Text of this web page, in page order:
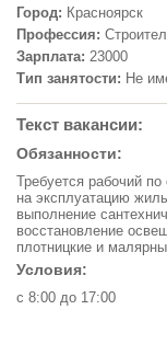
Город: Красноярск
Профессия:
Зарплата: 23000
Тип занятости: Не
Текст вакансии:
Обязанности:
Требуется рабочий
на эксплуатацию
выполнение
восстановление
плотницкие и
Условия:
с 8:00 до 17:00